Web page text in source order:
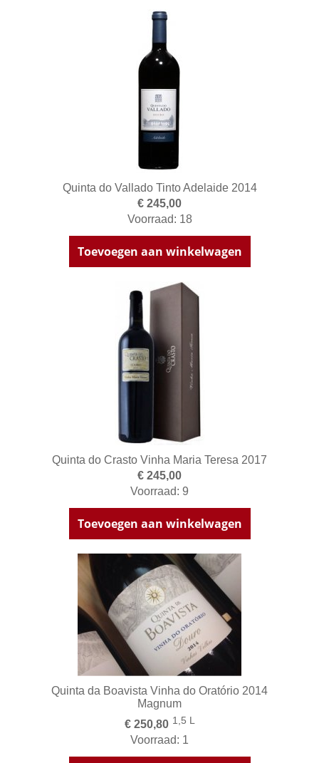
Quinta do Vallado Tinto Adelaide 2014
€ 245,00
Voorraad: 18
Toevoegen aan winkelwagen
Quinta do Crasto Vinha Maria Teresa 2017
€ 245,00
Voorraad: 9
Toevoegen aan winkelwagen
Quinta da Boavista Vinha do Oratório 2014
Magnum
€ 250,80 1,5 L
Voorraad: 1